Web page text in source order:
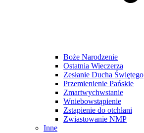
Boże Narodzenie
Ostatnia Wieczerza
Zesłanie Ducha Świętego
Przemienienie Pańskie
Zmartwychwstanie
Wniebowstąpienie
Zstąpienie do otchłani
Zwiastowanie NMP
Inne